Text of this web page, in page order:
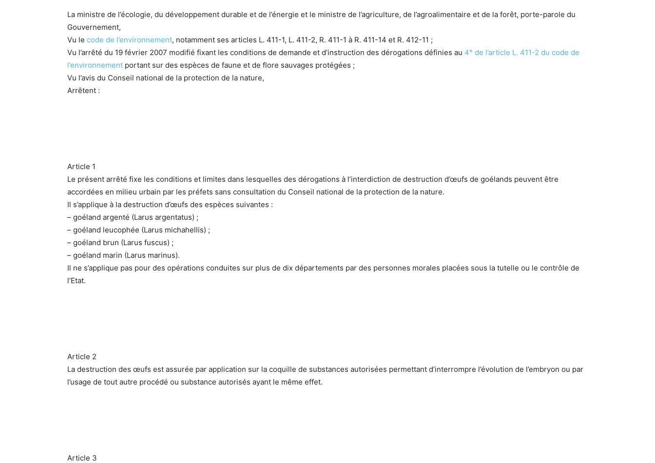
La ministre de l’écologie, du développement durable et de l’énergie et le ministre de l’agriculture, de l’agroalimentaire et de la forêt, porte-parole du
Gouvernement,
Vu le code de l’environnement, notamment ses articles L. 411-1, L. 411-2, R. 411-1 à R. 411-14 et R. 412-11 ;
Vu l’arrêté du 19 février 2007 modifié fixant les conditions de demande et d’instruction des dérogations définies au 4° de l’article L. 411-2 du code de
l’environnement portant sur des espèces de faune et de flore sauvages protégées ;
Vu l’avis du Conseil national de la protection de la nature,
Arrêtent :
Article 1
Le présent arrêté fixe les conditions et limites dans lesquelles des dérogations à l’interdiction de destruction d’œufs de goélands peuvent être
accordées en milieu urbain par les préfets sans consultation du Conseil national de la protection de la nature.
Il s’applique à la destruction d’œufs des espèces suivantes :
– goéland argenté (Larus argentatus) ;
– goéland leucophée (Larus michahellis) ;
– goéland brun (Larus fuscus) ;
– goéland marin (Larus marinus).
Il ne s’applique pas pour des opérations conduites sur plus de dix départements par des personnes morales placées sous la tutelle ou le contrôle de
l’Etat.
Article 2
La destruction des œufs est assurée par application sur la coquille de substances autorisées permettant d’interrompre l’évolution de l’embryon ou par
l’usage de tout autre procédé ou substance autorisés ayant le même effet.
Article 3